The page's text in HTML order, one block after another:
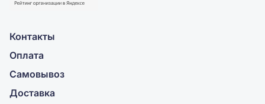
Контакты
Оплата
Самовывоз
Доставка